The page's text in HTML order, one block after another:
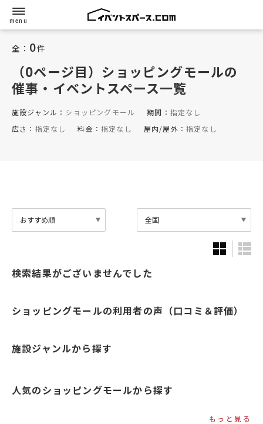
全： 0件
（0ページ目）ショッピングモールの
催事・イベントスペース一覧
施設ジャンル： ショッピングモール 期間： 指定なし
広さ： 指定なし 料金：指定なし 屋内/屋外：指定なし
検索結果がございませんでした
ショッピングモールの利用者の声（口コミ＆評価）
施設ジャンルから探す
人気のショッピングモールから探す
もっと見る